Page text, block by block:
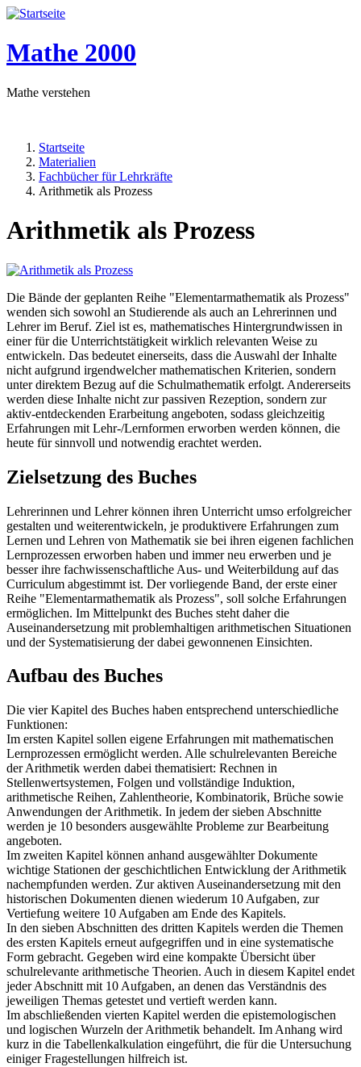
Mathe 2000
Mathe verstehen
Pfadnavigation
Startseite
Materialien
Fachbücher für Lehrkräfte
Arithmetik als Prozess
Arithmetik als Prozess
Die Bände der geplanten Reihe "Elementarmathematik als Prozess"
wenden sich sowohl an Studierende als auch an Lehrerinnen und
Lehrer im Beruf. Ziel ist es, mathematisches Hintergrundwissen in
einer für die Unterrichtstätigkeit wirklich relevanten Weise zu
entwickeln. Das bedeutet einerseits, dass die Auswahl der Inhalte
nicht aufgrund irgendwelcher mathematischen Kriterien, sondern
unter direktem Bezug auf die Schulmathematik erfolgt. Andererseits
werden diese Inhalte nicht zur passiven Rezeption, sondern zur
aktiv-entdeckenden Erarbeitung angeboten, sodass gleichzeitig
Erfahrungen mit Lehr-/Lernformen erworben werden können, die
heute für sinnvoll und notwendig erachtet werden.
Zielsetzung des Buches
Lehrerinnen und Lehrer können ihren Unterricht umso erfolgreicher
gestalten und weiterentwickeln, je produktivere Erfahrungen zum
Lernen und Lehren von Mathematik sie bei ihren eigenen fachlichen
Lernprozessen erworben haben und immer neu erwerben und je
besser ihre fachwissenschaftliche Aus- und Weiterbildung auf das
Curriculum abgestimmt ist. Der vorliegende Band, der erste einer
Reihe "Elementarmathematik als Prozess", soll solche Erfahrungen
ermöglichen. Im Mittelpunkt des Buches steht daher die
Auseinandersetzung mit problemhaltigen arithmetischen Situationen
und der Systematisierung der dabei gewonnenen Einsichten.
Aufbau des Buches
Die vier Kapitel des Buches haben entsprechend unterschiedliche
Funktionen:
Im ersten Kapitel sollen eigene Erfahrungen mit mathematischen
Lernprozessen ermöglicht werden. Alle schulrelevanten Bereiche
der Arithmetik werden dabei thematisiert: Rechnen in
Stellenwertsystemen, Folgen und vollständige Induktion,
arithmetische Reihen, Zahlentheorie, Kombinatorik, Brüche sowie
Anwendungen der Arithmetik. In jedem der sieben Abschnitte
werden je 10 besonders ausgewählte Probleme zur Bearbeitung
angeboten.
Im zweiten Kapitel können anhand ausgewählter Dokumente
wichtige Stationen der geschichtlichen Entwicklung der Arithmetik
nachempfunden werden. Zur aktiven Auseinandersetzung mit den
historischen Dokumenten dienen wiederum 10 Aufgaben, zur
Vertiefung weitere 10 Aufgaben am Ende des Kapitels.
In den sieben Abschnitten des dritten Kapitels werden die Themen
des ersten Kapitels erneut aufgegriffen und in eine systematische
Form gebracht. Gegeben wird eine kompakte Übersicht über
schulrelevante arithmetische Theorien. Auch in diesem Kapitel endet
jeder Abschnitt mit 10 Aufgaben, an denen das Verständnis des
jeweiligen Themas getestet und vertieft werden kann.
Im abschließenden vierten Kapitel werden die epistemologischen
und logischen Wurzeln der Arithmetik behandelt. Im Anhang wird
kurz in die Tabellenkalkulation eingeführt, die für die Untersuchung
einiger Fragestellungen hilfreich ist.